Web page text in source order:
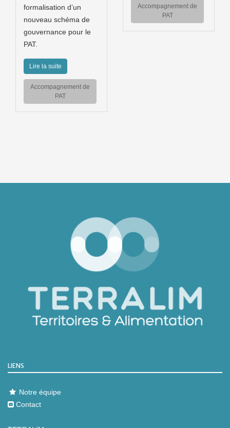
formalisation d’un
nouveau schéma de
gouvernance pour le
PAT.
Lire la suite
Accompagnement de
PAT
Accompagnement de
PAT
LIENS
Notre équipe
Contact